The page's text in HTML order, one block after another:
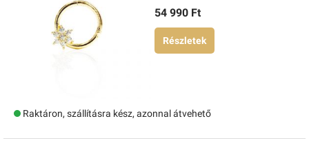
54 990 Ft
Részletek
Raktáron, szállításra kész, azonnal átvehető